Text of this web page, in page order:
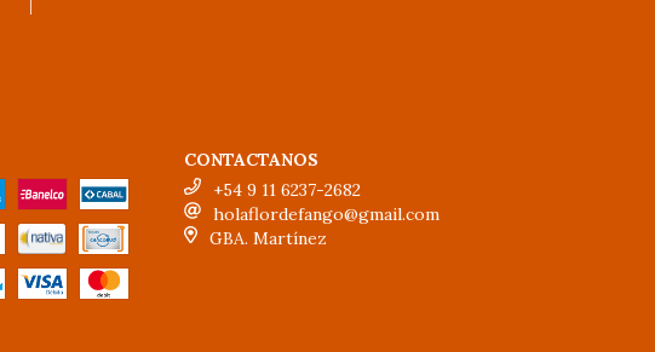
CONTACTANOS
+54 9 11 6237-2682
holaflordefango@gmail.com
GBA. Martínez